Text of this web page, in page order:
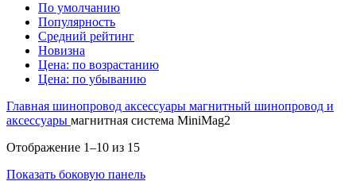
По умолчанию
Популярность
Средний рейтинг
Новизна
Цена: по возрастанию
Цена: по убыванию
Главная шинопровод аксессуары магнитный шинопровод и
аксессуары магнитная система MiniMag2
Отображение 1–10 из 15
Показать боковую панель